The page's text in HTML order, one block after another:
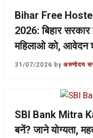
Bihar Free
2026: बिहार
महिलाओ को, आवेदन
31/07/2026 byअरुणोदय
SBI Bank Mitra
बनें? जाने योग्यता,